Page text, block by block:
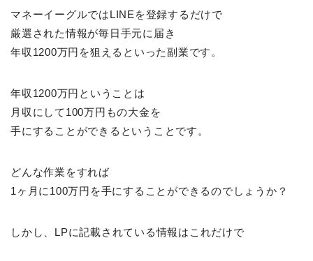
マネーイーグルではLINEを登録するだけで
厳選された情報が毎日手元に届き
年収1200万円を狙えるといった副業です。
年収1200万円ということは
月収にして100万円もの大金を
手にすることができるということです。
どんな作業をすれば
1ヶ月に100万円を手にすることができるのでしょうか？
しかし、LPに記載されている情報はこれだけで